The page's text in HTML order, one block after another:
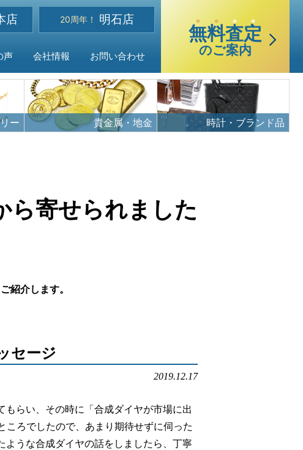
選 べる買取・査定方法
様の声
姫路本店へ電話で問い合わせる
声 会社情報 お問い合わせ
店 20周年！ 明石店
無料査定
のご案内
ー 貴金属・地金 時計・ブランド品
ら寄せられました
紹介します。
セージ
2019.12.17
らい、その時に「合成ダイヤが市場に出
ろでしたので、あまり期待せずに伺った
うな合成ダイヤの話をしましたら、丁寧